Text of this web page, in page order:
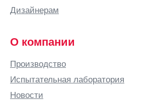
Брянск
Бугуруслан
Буденновск
Бузулук
Бутурлино
Дизайнерам
О компании
Производство
Испытательная лаборатория
Новости